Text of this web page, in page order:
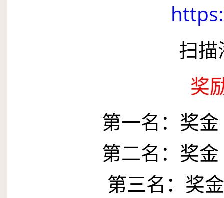
扫
奖
第一名：奖金
第二名：奖金
第三名：奖